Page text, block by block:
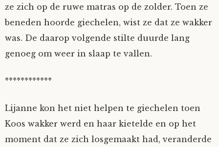
ze zich op de ruwe matras op de zolder. Toen ze
beneden hoorde giechelen, wist ze dat ze wakker
was. De daarop volgende stilte duurde lang
genoeg om weer in slaap te vallen.
************
Lijanne kon het niet helpen te giechelen toen
Koos wakker werd en haar kietelde en op het
moment dat ze zich losgemaakt had, veranderde